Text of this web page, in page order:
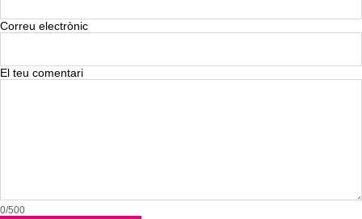
Correu electrònic
El teu comentari
0/500